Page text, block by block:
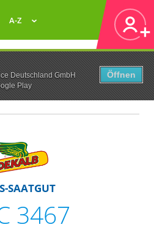
Deutschland GmbH
Play
Öffnen
A-Z
SAATGUT
3467